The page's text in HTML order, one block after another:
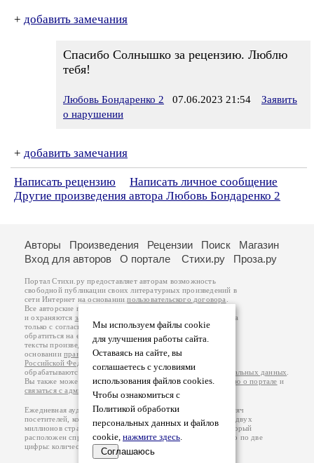
+ добавить замечания
Спасибо Солнышко за рецензию. Люблю
тебя!
Любовь Бондаренко 2 07.06.2023 21:54
Заявить
о нарушении
+ добавить замечания
Написать рецензию
Написать личное сообщение
Другие произведения автора Любовь Бондаренко 2
Мы используем файлы cookie
для улучшения работы сайта.
Оставаясь на сайте, вы
соглашаетесь с условиями
использования файлов cookies.
Чтобы ознакомиться с
Политикой обработки
персональных данных и файлов
cookie, нажмите здесь.
Соглашаюсь
Авторы Произведения Рецензии Поиск
Магазин
Вход для авторов
О портале Стихи.ру Проза.ру
Портал Стихи.ру предоставляет авторам возможность
свободной публикации своих литературных произведений в
сети Интернет на основаниипользовательского договора
Все авторские права на произведения принадлежат авторам
и охраняются законом
. Перепечатка произведений возможна
только с согласия его автора, к которому вы можете
обратиться на его авторской странице. Ответственность за
тексты произведений авторы несут самостоятельно на
основанииправил публикацииизаконодательства
Российской Федерации
обрабатываются на основанииПолитики обработки персональных данных
Вы также можете посмотреть более подробнуюинформацию о портале и
связаться с администрацией
Ежедневная аудитория портала Стихи.ру – порядка 200 тысяч
посетителей, которые в общей сумме просматривают более двух
миллионов страниц по данным счетчика посещаемости, который
расположен справа от этого текста. В каждой графе указано по две
цифры: количество просмотров и количество посетителей.